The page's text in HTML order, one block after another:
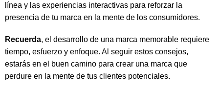
línea y las experiencias interactivas para reforzar la
presencia de tu marca en la mente de los consumidores.
Recuerda, el desarrollo de una marca memorable requiere
tiempo, esfuerzo y enfoque. Al seguir estos consejos,
estarás en el buen camino para crear una marca que
perdure en la mente de tus clientes potenciales.